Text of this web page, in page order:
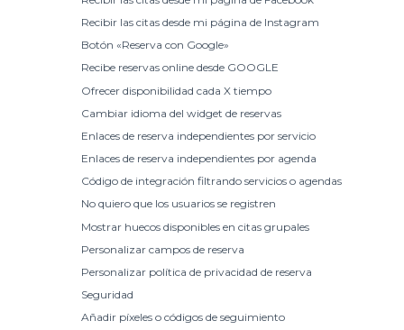
Recibir las citas desde mi página de Instagram
Botón «Reserva con Google»
Recibe reservas online desde GOOGLE
Ofrecer disponibilidad cada X tiempo
Cambiar idioma del widget de reservas
Enlaces de reserva independientes por servicio
Enlaces de reserva independientes por agenda
Código de integración filtrando servicios o agendas
No quiero que los usuarios se registren
Mostrar huecos disponibles en citas grupales
Personalizar campos de reserva
Personalizar política de privacidad de reserva
Seguridad
Añadir píxeles o códigos de seguimiento